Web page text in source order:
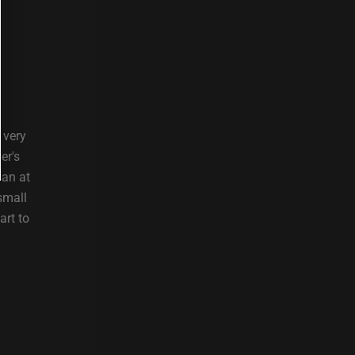
at
to